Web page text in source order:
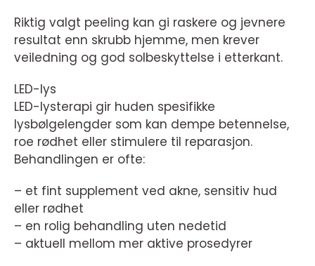
Riktig valgt peeling kan gi raskere og jevnere
resultat enn skrubb hjemme, men krever
veiledning og god solbeskyttelse i etterkant.
LED-lys
LED-lysterapi gir huden spesifikke
lysbølgelengder som kan dempe betennelse,
roe rødhet eller stimulere til reparasjon.
Behandlingen er ofte:
– et fint supplement ved akne, sensitiv hud
eller rødhet
– en rolig behandling uten nedetid
– aktuell mellom mer aktive prosedyrer